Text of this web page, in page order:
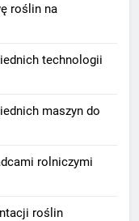
roślin na
technologii
maszyn do
rolniczymi
roślin